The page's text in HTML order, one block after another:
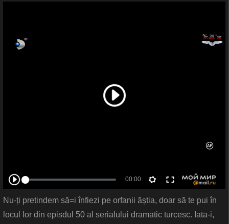
Nu-ți pretindem să=i înfiezi pe orfanii ăștia, doar să te pui în
locul lor din episdul 50 al serialului dramatic turcesc. Iata-i,